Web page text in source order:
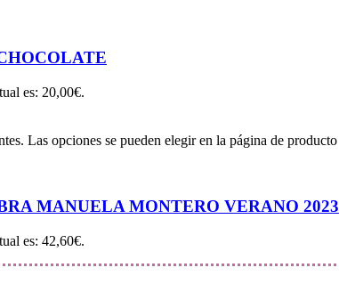
es: 20,00€.
Las opciones se pueden elegir en la página de producto
MANUELA MONTERO VERANO 2023
es: 42,60€.